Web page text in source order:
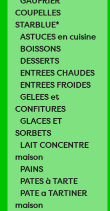
COUPELLES
STARBLUE*
ASTUCES en cuisine
BOISSONS
DESSERTS
ENTREES CHAUDES
ENTREES FROIDES
GELEES et
CONFITURES
GLACES ET
SORBETS
LAIT CONCENTRE
maison
PAINS
PATES à TARTE
PATE a TARTINER
maison